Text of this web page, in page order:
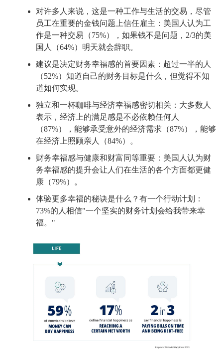
对许多人来说，这是一种工作与生活的交易，尽管
员工在重要的金钱问题上信任雇主：美国人认为工
作是一种交易（75%），如果钱不是问题，2/3的美
国人（64%）明天就会辞职。
建议是决定财务幸福感的首要因素：超过一半的人
（52%）知道自己的财务目标是什么，但觉得不知
道如何实现。
独立和一杯咖啡与经济幸福感密切相关：大多数人
表示，经济上的满足感是不必依赖任何人
（87%），能够承受意外的经济需求（87%），能够
在经济上照顾亲人（84%）。
财务幸福感与健康和财富同等重要：美国人认为财
务幸福感的提升会让人们在生活的各个方面都更健
康（79%）。
体验更多幸福的秘诀是什么？有一个行动计划：
73%的人相信"一个坚实的财务计划会给我带来幸
福。"